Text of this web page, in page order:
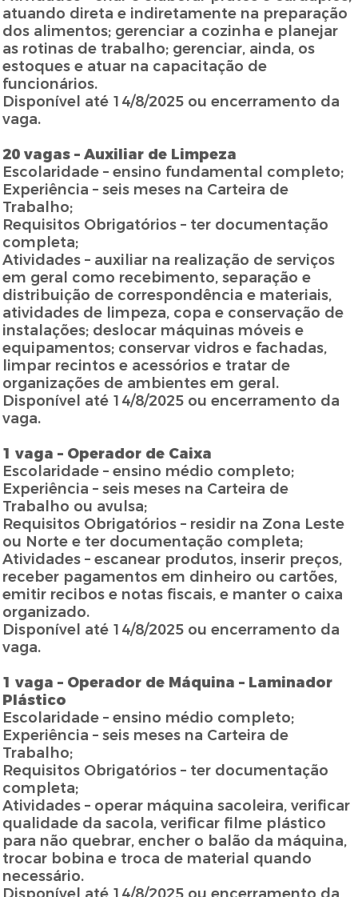
atuando direta e indiretamente na preparação
dos alimentos; gerenciar a cozinha e planejar
as rotinas de trabalho; gerenciar, ainda, os
estoques e atuar na capacitação de
funcionários.
Disponível até 14/8/2025 ou encerramento da
vaga.
20 vagas – Auxiliar de Limpeza
Escolaridade – ensino fundamental completo;
Experiência – seis meses na Carteira de
Trabalho;
Requisitos Obrigatórios – ter documentação
completa;
Atividades – auxiliar na realização de serviços
em geral como recebimento, separação e
distribuição de correspondência e materiais,
atividades de limpeza, copa e conservação de
instalações; deslocar máquinas móveis e
equipamentos; conservar vidros e fachadas,
limpar recintos e acessórios e tratar de
organizações de ambientes em geral.
Disponível até 14/8/2025 ou encerramento da
vaga.
1 vaga – Operador de Caixa
Escolaridade – ensino médio completo;
Experiência – seis meses na Carteira de
Trabalho ou avulsa;
Requisitos Obrigatórios – residir na Zona Leste
ou Norte e ter documentação completa;
Atividades – escanear produtos, inserir preços,
receber pagamentos em dinheiro ou cartões,
emitir recibos e notas fiscais, e manter o caixa
organizado.
Disponível até 14/8/2025 ou encerramento da
vaga.
1 vaga – Operador de Máquina – Laminador
Plástico
Escolaridade – ensino médio completo;
Experiência – seis meses na Carteira de
Trabalho;
Requisitos Obrigatórios – ter documentação
completa;
Atividades – operar máquina sacoleira, verificar
qualidade da sacola, verificar filme plástico
para não quebrar, encher o balão da máquina,
trocar bobina e troca de material quando
necessário.